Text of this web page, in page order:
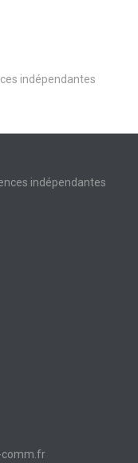
indépendantes
indépendantes
comm.fr